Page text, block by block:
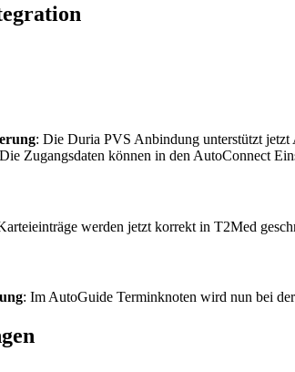
: Die Duria PVS Anbindung unterstützt
Zugangsdaten können in den AutoConnect
werden jetzt korrekt in T2Med
: Im AutoGuide Terminknoten wird nun bei